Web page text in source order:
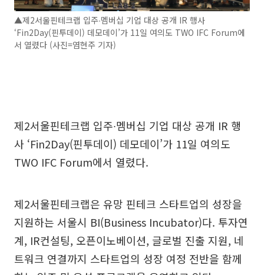
▲제2서울핀테크랩 입주∙멤버십 기업 대상 공개 IR 행사
‘Fin2Day(핀투데이) 데모데이’가 11일 여의도 TWO IFC Forum에
서 열렸다 (사진=염현주 기자)
제2서울핀테크랩 입주∙멤버십 기업 대상 공개 IR 행
사 ‘Fin2Day(핀투데이) 데모데이’가 11일 여의도
TWO IFC Forum에서 열렸다.
제2서울핀테크랩은 유망 핀테크 스타트업의 성장을
지원하는 서울시 BI(Business Incubator)다. 투자연
계, IR컨설팅, 오픈이노베이션, 글로벌 진출 지원, 네
트워크 연결까지 스타트업의 성장 여정 전반을 함께